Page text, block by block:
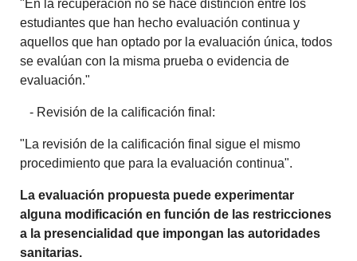
"En la recuperación no se hace distinción entre los
estudiantes que han hecho evaluación continua y
aquellos que han optado por la evaluación única, todos
se evalúan con la misma prueba o evidencia de
evaluación."
- Revisión de la calificación final:
"La revisión de la calificación final sigue el mismo
procedimiento que para la evaluación continua".
La evaluación propuesta puede experimentar
alguna modificación en función de las restricciones
a la presencialidad que impongan las autoridades
sanitarias.